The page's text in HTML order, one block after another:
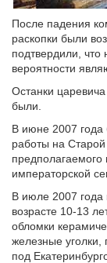
После падения
раскопки были
подтвердили, что
вероятности
Останки
были.
В июне 2007 года
работы на
предполагаемого
императорской
В июле 2007 года
возрасте 10-13
обломки
железные уголки,
под